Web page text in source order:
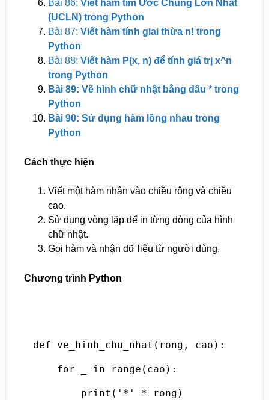
Bài 86: Viết hàm tìm Ước Chung Lớn Nhất
(UCLN) trong Python
Bài 87: Viết hàm tính giai thừa n! trong
Python
Bài 88: Viết hàm P(x, n) để tính giá trị x^n
trong Python
Bài 89: Vẽ hình chữ nhật bằng dấu * trong
Python
Bài 90: Sử dụng hàm lồng nhau trong
Python
Cách thực hiện
Viết một hàm nhận vào chiều rộng và chiều
cao.
Sử dụng vòng lặp để in từng dòng của hình
chữ nhật.
Gọi hàm và nhận dữ liệu từ người dùng.
Chương trình Python
def ve_hinh_chu_nhat(rong, cao):
for _ in range(cao):
print('*' * rong)